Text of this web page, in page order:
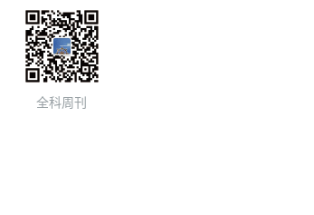
全科周刊